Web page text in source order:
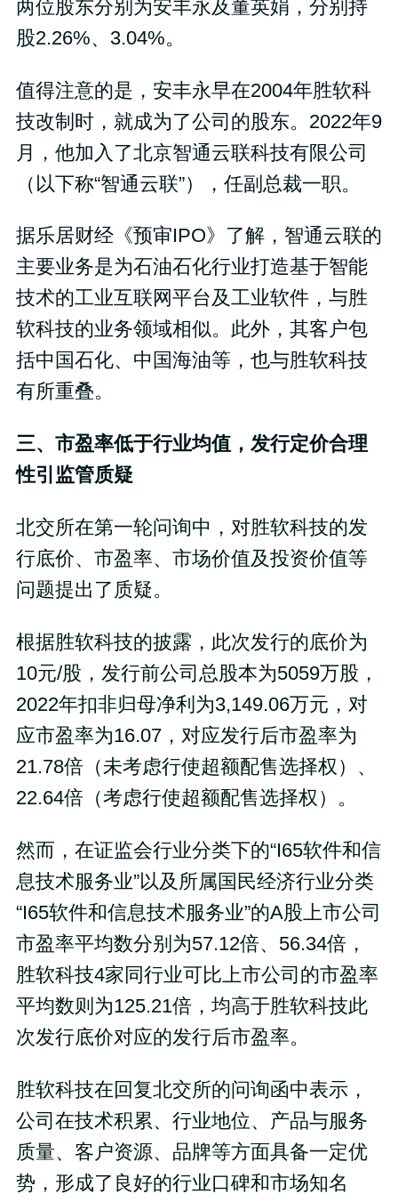
两位股东分别为安丰永及董英娟，分别持
股2.26%、3.04%。
值得注意的是，安丰永早在2004年胜软科
技改制时，就成为了公司的股东。2022年9
月，他加入了北京智通云联科技有限公司
（以下称“智通云联”），任副总裁一职。
据乐居财经《预审IPO》了解，智通云联的
主要业务是为石油石化行业打造基于智能
技术的工业互联网平台及工业软件，与胜
软科技的业务领域相似。此外，其客户包
括中国石化、中国海油等，也与胜软科技
有所重叠。
三、市盈率低于行业均值，发行定价合理
性引监管质疑
北交所在第一轮问询中，对胜软科技的发
行底价、市盈率、市场价值及投资价值等
问题提出了质疑。
根据胜软科技的披露，此次发行的底价为
10元/股，发行前公司总股本为5059万股，
2022年扣非归母净利为3,149.06万元，对
应市盈率为16.07，对应发行后市盈率为
21.78倍（未考虑行使超额配售选择权）、
22.64倍（考虑行使超额配售选择权）。
然而，在证监会行业分类下的“I65软件和信
息技术服务业”以及所属国民经济行业分类
“I65软件和信息技术服务业”的A股上市公司
市盈率平均数分别为57.12倍、56.34倍，
胜软科技4家同行业可比上市公司的市盈率
平均数则为125.21倍，均高于胜软科技此
次发行底价对应的发行后市盈率。
胜软科技在回复北交所的问询函中表示，
公司在技术积累、行业地位、产品与服务
质量、客户资源、品牌等方面具备一定优
势，形成了良好的行业口碑和市场知名